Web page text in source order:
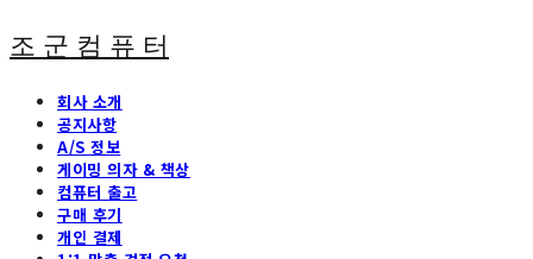
조 군 컴 퓨 터
회사 소개
공지사항
A/S 정보
게이밍 의자 & 책상
컴퓨터 출고
구매 후기
개인 결제